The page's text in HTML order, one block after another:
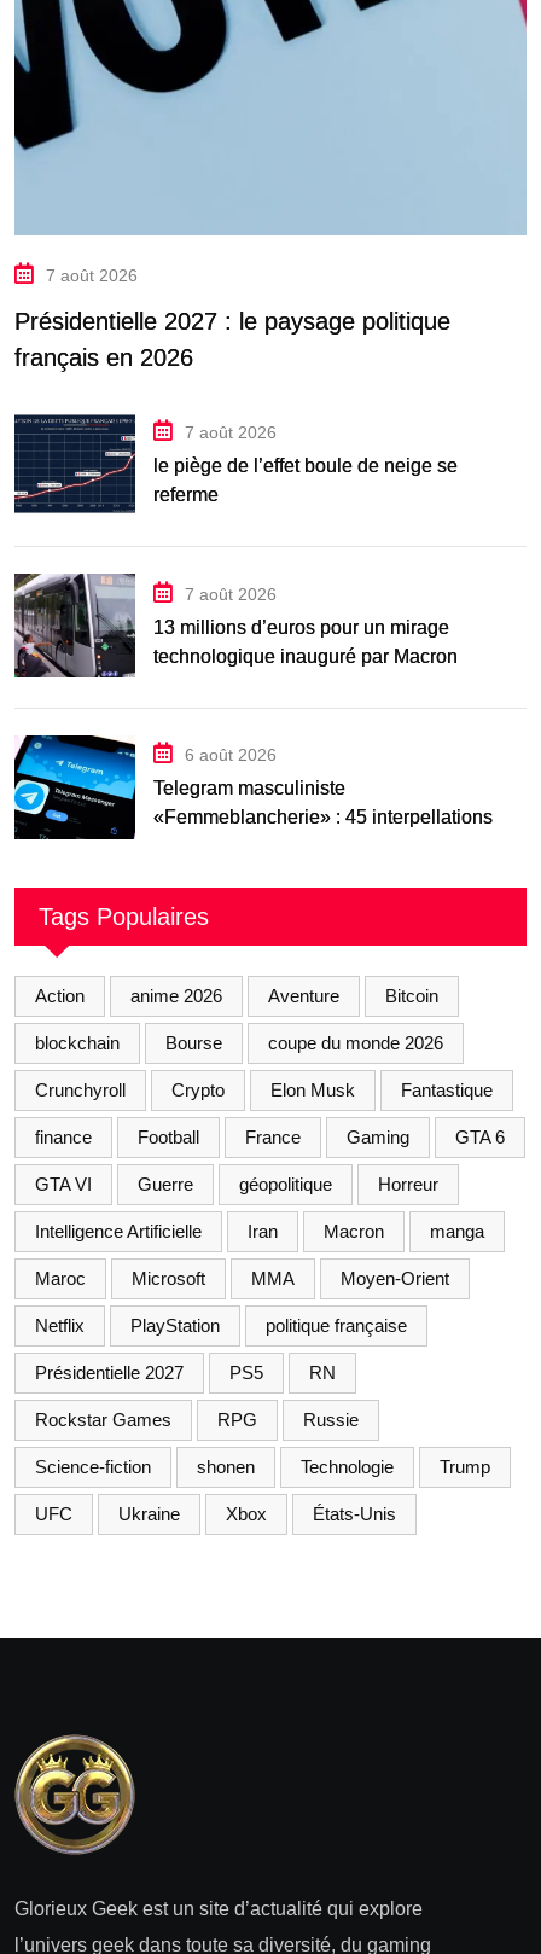
7 août 2026
Présidentielle 2027 : le paysage politique
français en 2026
7 août 2026
le piège de l’effet boule de neige se
referme
7 août 2026
13 millions d’euros pour un mirage
technologique inauguré par Macron
6 août 2026
Telegram masculiniste
«Femmeblancherie» : 45 interpellations
Tags Populaires
Action anime 2026 Aventure Bitcoin
blockchain Bourse coupe du monde 2026
Crunchyroll Crypto Elon Musk Fantastique
finance Football France Gaming GTA 6
GTA VI Guerre géopolitique Horreur
Intelligence Artificielle Iran Macron manga
Maroc Microsoft MMA Moyen-Orient
Netflix PlayStation politique française
Présidentielle 2027 PS5 RN
Rockstar Games RPG Russie
Science-fiction shonen Technologie Trump
UFC Ukraine Xbox États-Unis
Glorieux Geek est un site d’actualité qui explore
l’univers geek dans toute sa diversité, du gaming